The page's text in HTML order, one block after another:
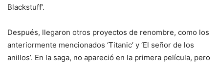
Blackstuff’.
Después, llegaron otros proyectos de renombre, como los
anteriormente mencionados ‘Titanic’ y ‘El señor de los
anillos’. En la saga, no apareció en la primera película, pero